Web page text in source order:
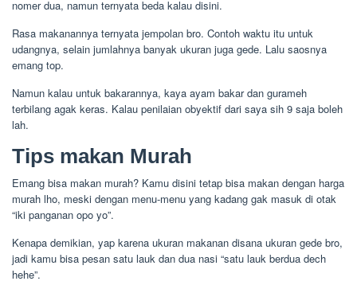
nomer dua, namun ternyata beda kalau disini.
Rasa makanannya ternyata jempolan bro. Contoh waktu itu untuk
udangnya, selain jumlahnya banyak ukuran juga gede. Lalu saosnya
emang top.
Namun kalau untuk bakarannya, kaya ayam bakar dan gurameh
terbilang agak keras. Kalau penilaian obyektif dari saya sih 9 saja boleh
lah.
Tips makan Murah
Emang bisa makan murah? Kamu disini tetap bisa makan dengan harga
murah lho, meski dengan menu-menu yang kadang gak masuk di otak
“iki panganan opo yo”.
Kenapa demikian, yap karena ukuran makanan disana ukuran gede bro,
jadi kamu bisa pesan satu lauk dan dua nasi “satu lauk berdua dech
hehe”.